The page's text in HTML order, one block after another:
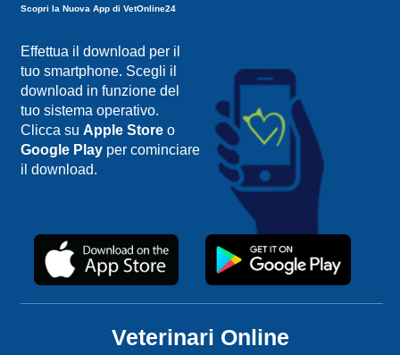
Scopri la Nuova App di VetOnline24
Effettua il download per il
tuo smartphone. Scegli il
download in funzione del
tuo sistema operativo.
Clicca su Apple Storeo
Google Playper cominciare
il download.
Veterinari Online